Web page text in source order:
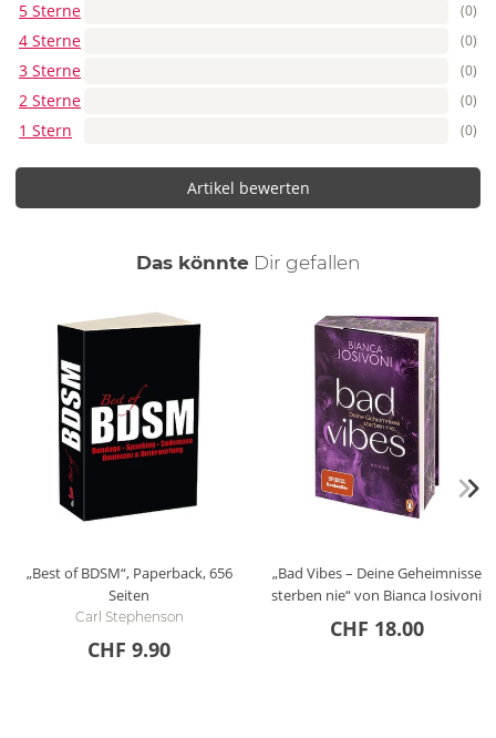
5 Sterne (0)
4 Sterne (0)
3 Sterne (0)
2 Sterne (0)
1 Stern (0)
Artikel bewerten
Das könnte Dir auch
gefallen
„Best of BDSM“, Paperback, 656
Seiten
Carl Stephenson
CHF 9.90
„Bad Vibes – Deine Geheimnisse
sterben nie“ von Bianca Iosivoni
CHF 18.00